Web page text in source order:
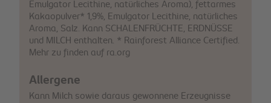
Emulgator Lecithine, natürliches Aroma), fettarmes
Kakaopulver* 1,9%, Emulgator Lecithine, natürliches
Aroma, Salz. Kann SCHALENFRÜCHTE, ERDNÜSSE
und MILCH enthalten. * Rainforest Alliance Certified.
Mehr zu finden auf ra.org
Allergene
Kann Milch sowie daraus gewonnene Erzeugnisse